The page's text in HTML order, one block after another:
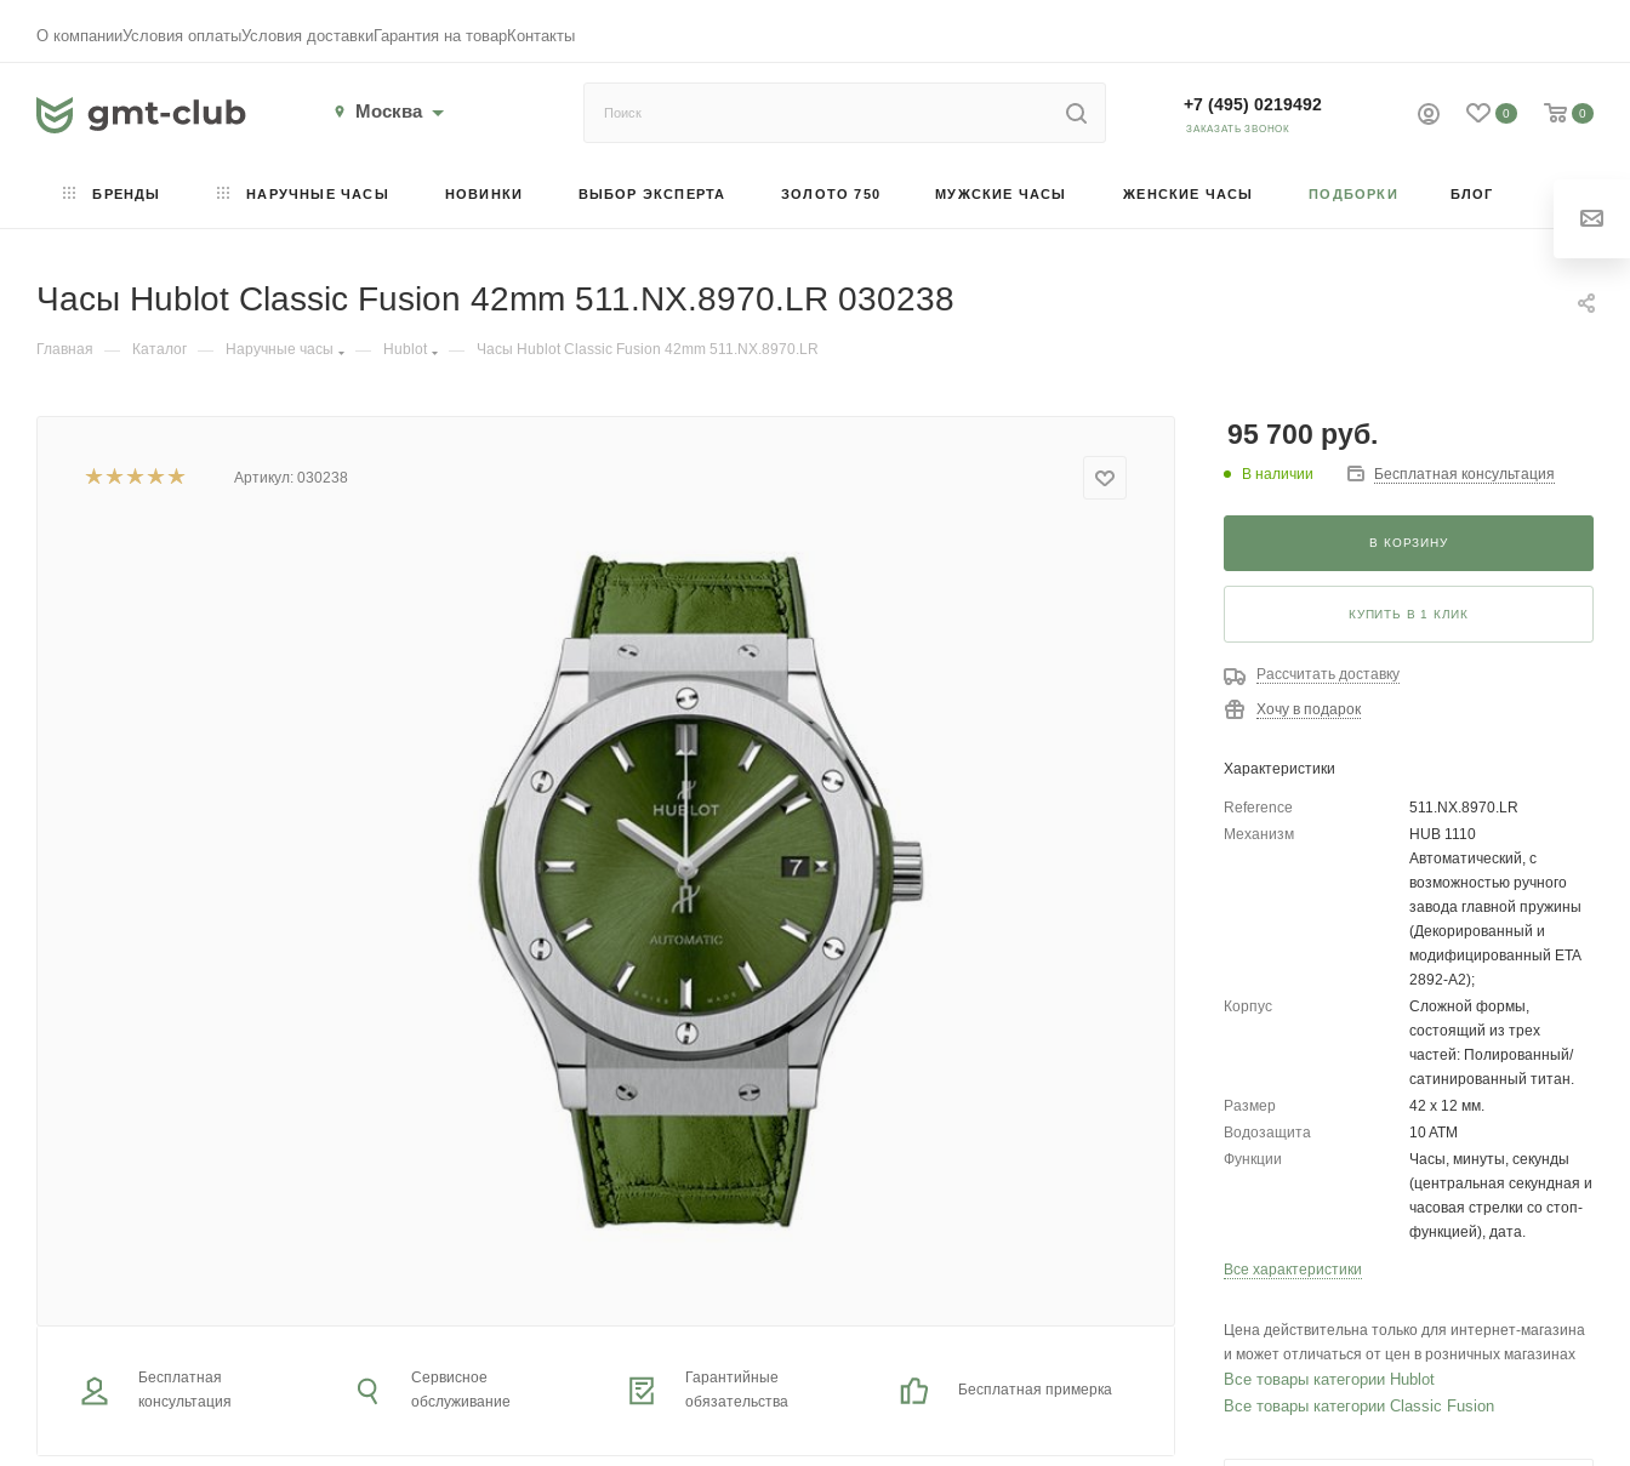
О компанииУсловия оплатыУсловия доставкиГарантия на товарКонтакты
Москва 0 0
+7 (495) 0219492
ЗАКАЗАТЬ ЗВОНОК
БРЕНДЫ НАРУЧНЫЕ ЧАСЫ НОВИНКИ ВЫБОР ЭКСПЕРТА ЗОЛОТО 750 МУЖСКИЕ ЧАСЫ ЖЕНСКИЕ ЧАСЫ ПОДБОРКИ БЛОГ
Часы Hublot Classic Fusion 42mm 511.NX.8970.LR 030238
Главная — Каталог — Наручные часы — Hublot — Часы Hublot Classic Fusion 42mm 511.NX.8970.LR
Артикул: 030238
Бесплатная
консультация
Сервисное
обслуживание
Гарантийные
обязательства
Бесплатная примерка
95 700 руб.
В наличии Бесплатная консультация
В КОРЗИНУ
КУПИТЬ В 1 КЛИК
Рассчитать доставку
Хочу в подарок
Характеристики
Reference
511.NX.8970.LR
Механизм
HUB 1110
Автоматический, с
возможностью ручного
завода главной пружины
(Декорированный и
модифицированный ETA
2892-A2);
Корпус
Cложной формы,
состоящий из трех
частей: Полированный/
сатинированный титан.
Размер
42 х 12 мм.
Водозащита
10 ATM
Функции
Часы, минуты, секунды
(центральная секундная и
часовая стрелки со стоп-
функцией), дата.
Все характеристики
Цена действительна только для интернет-магазина
и может отличаться от цен в розничных магазинах
Все товары категории Hublot
Все товары категории Classic Fusion